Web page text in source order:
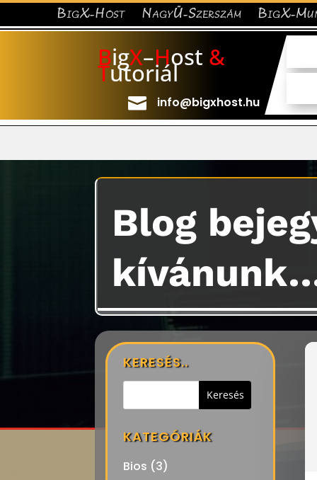
BigX-Host NagyÜ-Szerszám BigX-
BigX–Host &
Tutoriál
 info@bigxhost.hu
Blog
KERESÉS..
KATEGÓRIÁK
Bios (3)